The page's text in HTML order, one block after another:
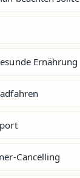
Ernährung
Cancelling